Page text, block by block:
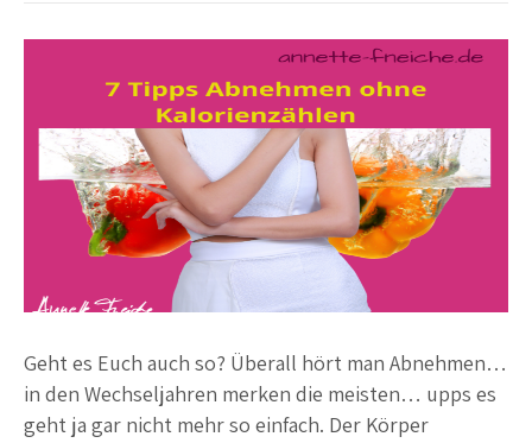
Geht es Euch auch so? Überall hört man Abnehmen…
in den Wechseljahren merken die meisten… upps es
geht ja gar nicht mehr so einfach. Der Körper